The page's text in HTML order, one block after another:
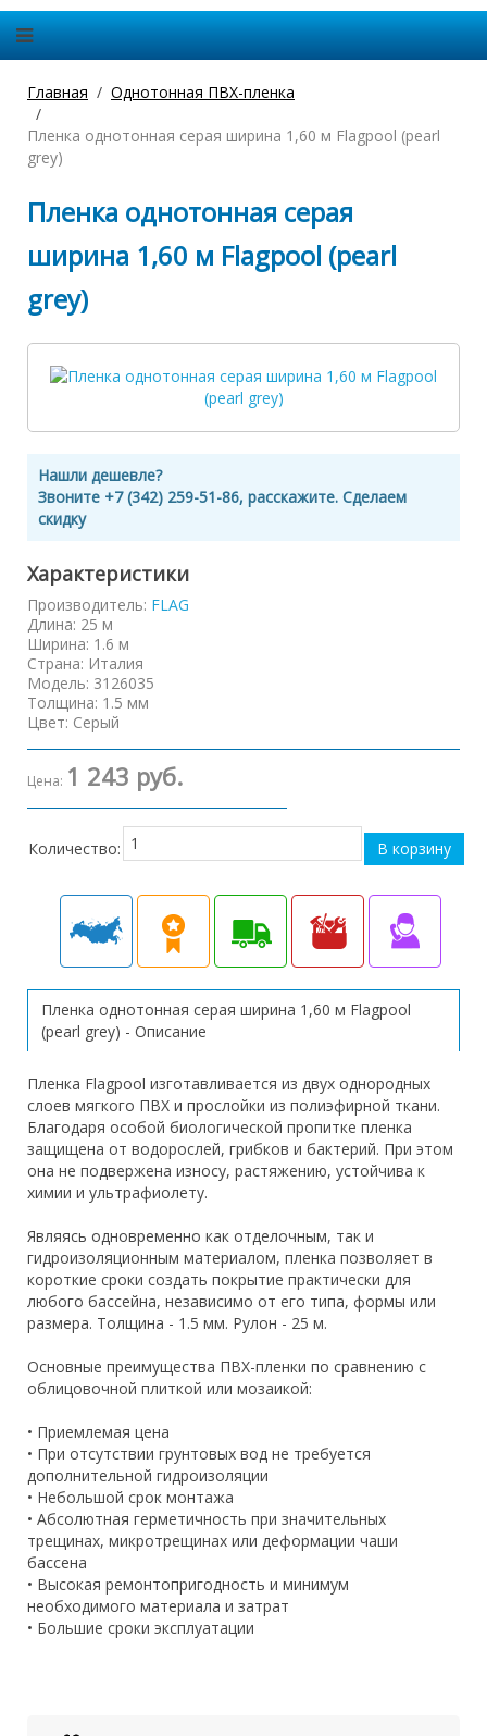
Главная Однотонная ПВХ-пленка
Пленка однотонная серая ширина 1,60 м Flagpool (pearl
grey)
Пленка однотонная серая
ширина 1,60 м Flagpool (pearl
grey)
Нашли дешевле?
Звоните +7 (342) 259-51-86, расскажите. Сделаем
скидку
Характеристики
Производитель: FLAG
Длина: 25 м
Ширина: 1.6 м
Страна: Италия
Модель: 3126035
Толщина: 1.5 мм
Цвет: Серый
Цена: 1 243 руб.
Количество:
Пленка однотонная серая ширина 1,60 м Flagpool
(pearl grey) - Описание
Пленка Flagpool изготавливается из двух однородных
слоев мягкого ПВХ и прослойки из полиэфирной ткани.
Благодаря особой биологической пропитке пленка
защищена от водорослей, грибков и бактерий. При этом
она не подвержена износу, растяжению, устойчива к
химии и ультрафиолету.
Являясь одновременно как отделочным, так и
гидроизоляционным материалом, пленка позволяет в
короткие сроки создать покрытие практически для
любого бассейна, независимо от его типа, формы или
размера. Толщина - 1.5 мм. Рулон - 25 м.
Основные преимущества ПВХ-пленки по сравнению с
облицовочной плиткой или мозаикой:
• Приемлемая цена
• При отсутствии грунтовых вод не требуется
дополнительной гидроизоляции
• Небольшой срок монтажа
• Абсолютная герметичность при значительных
трещинах, микротрещинах или деформации чаши
бассена
• Высокая ремонтопригодность и минимум
необходимого материала и затрат
• Большие сроки эксплуатации